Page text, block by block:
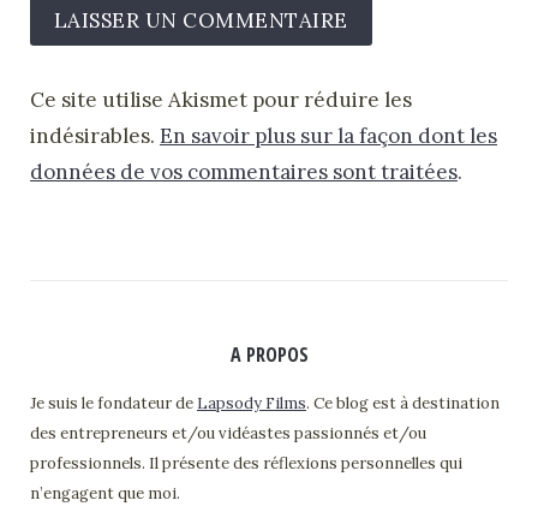
Ce site utilise Akismet pour réduire les
indésirables. En savoir plus sur la façon dont les
données de vos commentaires sont traitées.
A PROPOS
Je suis le fondateur de Lapsody Films. Ce blog est à destination
des entrepreneurs et/ou vidéastes passionnés et/ou
professionnels. Il présente des réflexions personnelles qui
n’engagent que moi.